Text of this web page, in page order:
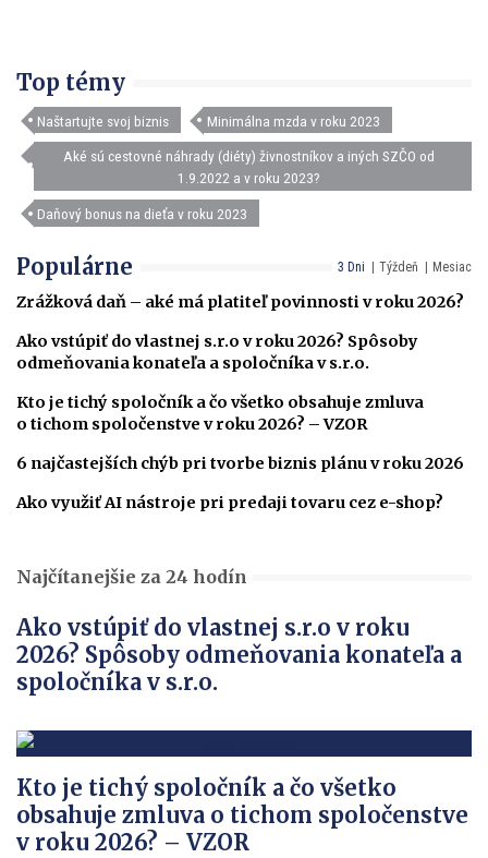
Top témy
Naštartujte svoj biznis Minimálna mzda v roku 2023
Aké sú cestovné náhrady (diéty) živnostníkov a iných SZČO od
1.9.2022 a v roku 2023?
Daňový bonus na dieťa v roku 2023
3 Dni Týždeň Mesiac
Populárne
Zrážková daň – aké má platiteľ povinnosti v roku 2026?
Ako vstúpiť do vlastnej s.r.o v roku 2026? Spôsoby
odmeňovania konateľa a spoločníka v s.r.o.
Kto je tichý spoločník a čo všetko obsahuje zmluva
o tichom spoločenstve v roku 2026? – VZOR
6 najčastejších chýb pri tvorbe biznis plánu v roku 2026
Ako využiť AI nástroje pri predaji tovaru cez e-shop?
Najčítanejšie za 24 hodín
Ako vstúpiť do vlastnej s.r.o v roku
2026? Spôsoby odmeňovania konateľa a
spoločníka v s.r.o.
Kto je tichý spoločník a čo všetko
obsahuje zmluva o tichom spoločenstve
v roku 2026? – VZOR